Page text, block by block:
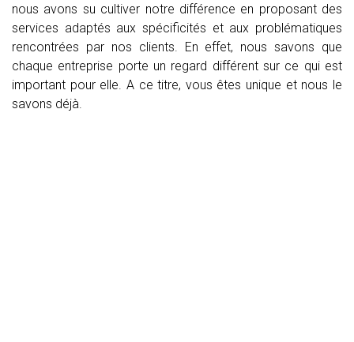
nous avons su cultiver notre différence en proposant des
services adaptés aux spécificités et aux problématiques
rencontrées par nos clients. En effet, nous savons que
chaque entreprise porte un regard différent sur ce qui est
important pour elle. A ce titre, vous êtes unique et nous le
savons déjà.